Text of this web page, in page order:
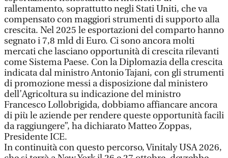
rallentamento, soprattutto negli Stati Uniti, che va
compensato con maggiori strumenti di supporto alla
crescita. Nel 2025 le esportazioni del comparto hanno
segnato i 7,8 mld di Euro. Ci sono ancora molti
mercati che lasciano opportunità di crescita rilevanti
come Sistema Paese. Con la Diplomazia della crescita
indicata dal ministro Antonio Tajani, con gli strumenti
di promozione messi a disposizione dal ministero
dell’Agricoltura su indicazione del ministro
Francesco Lollobrigida, dobbiamo affiancare ancora
di più le aziende per rendere queste opportunità facili
da raggiungere”, ha dichiarato Matteo Zoppas,
Presidente ICE.
In continuità con questo percorso, Vinitaly USA 2026,